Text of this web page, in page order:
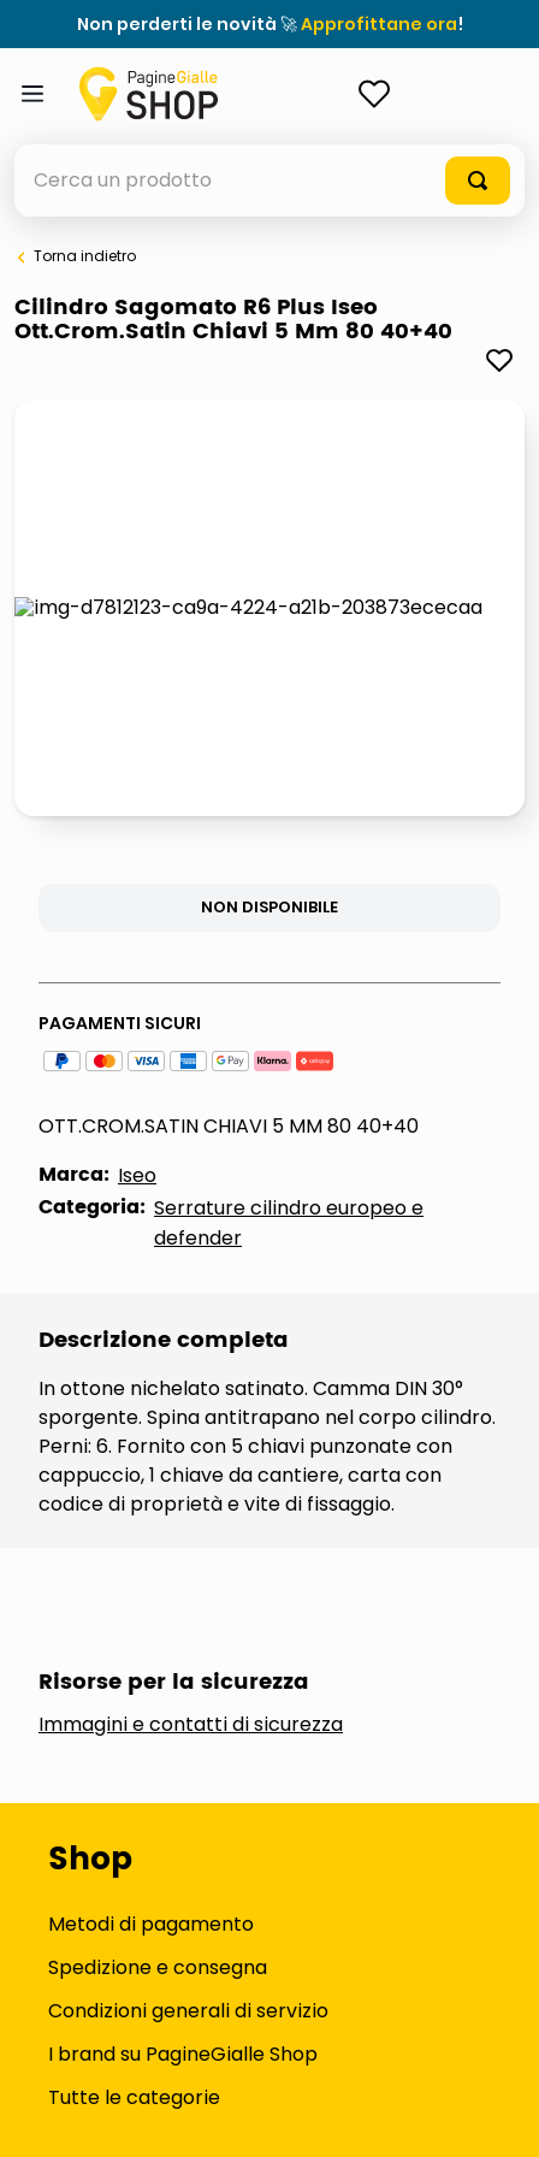
Non perderti le novità 🚀Approfittane ora!
elenchi telefonici
meme
Torna indietro
Cilindro Sagomato R6 Plus Iseo
Ott.Crom.Satin Chiavi 5 Mm 80 40+40
NON DISPONIBILE
PAGAMENTI SICURI
OTT.CROM.SATIN CHIAVI 5 MM 80 40+40
Marca: Iseo
Categoria: Serrature cilindro europeo e
defender
Descrizione completa
In ottone nichelato satinato. Camma DIN 30°
sporgente. Spina antitrapano nel corpo cilindro.
Perni: 6. Fornito con 5 chiavi punzonate con
cappuccio, 1 chiave da cantiere, carta con
codice di proprietà e vite di fissaggio.
Risorse per la sicurezza
Immagini e contatti di sicurezza
Shop
Metodi di pagamento
Spedizione e consegna
Condizioni generali di servizio
I brand su PagineGialle Shop
Tutte le categorie